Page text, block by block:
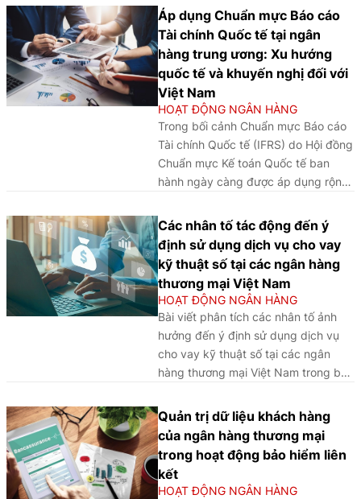
động ngân hàng, quản lý
ngoại hối, phòng chống rửa
tiền, chống tài trợ khủng bố,
chống tài trợ phổ biến vũ khí
hủy diệt hàng loạt tại VIFC và
thực tiễn chuẩn bị của các
khai hoạt động ngân hàng tại
có lộ trình.
(NHTW), thông qua việc so sánh kinh
nghiệm quốc tế và thực tiễn xử lý
các cuộc khủng hoảng ngân hàng
gần đây, từ đó đề xuất định hướng
hoàn thiện khuôn khổ hỗ trợ thanh
khoản khẩn cấp tại Việt Nam theo
hướng linh hoạt, dựa trên đánh giá
triển vọng và tăng cường phối hợp
chính sách giữa các cơ quan liên
quan.
Áp dụng Chuẩn mực Báo cáo
Tài chính Quốc tế tại ngân
hàng trung ương: Xu hướng
quốc tế và khuyến nghị đối với
Việt Nam
HOẠT ĐỘNG NGÂN HÀNG
Trong bối cảnh Chuẩn mực Báo cáo
Tài chính Quốc tế (IFRS) do Hội đồng
Chuẩn mực Kế toán Quốc tế ban
hành ngày càng được áp dụng rộng
quốc tế có ý nghĩa quan trọng trong
xây dựng lộ trình áp dụng IFRS phù
hợp cho Ngân hàng Nhà nước Việt
Nam (NHNN), nhằm nâng cao minh
bạch tài chính, năng lực quản trị và
hiệu quả điều hành chính sách tiền
tệ.
Các nhân tố tác động đến ý
định sử dụng dịch vụ cho vay
kỹ thuật số tại các ngân hàng
thương mại Việt Nam
HOẠT ĐỘNG NGÂN HÀNG
Bài viết phân tích các nhân tố ảnh
hưởng đến ý định sử dụng dịch vụ
cho vay kỹ thuật số tại các ngân
hàng thương mại Việt Nam trong bối
vai trò của các yếu tố công nghệ,
tâm lý và tài chính cá nhân trong
việc hình thành hành vi chấp nhận
dịch vụ của khách hàng.
Quản trị dữ liệu khách hàng
của ngân hàng thương mại
trong hoạt động bảo hiểm liên
kết
HOẠT ĐỘNG NGÂN HÀNG